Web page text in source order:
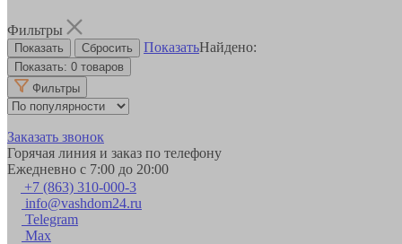
Фильтры
ПоказатьНайдено:
Показать: 0 товаров
Фильтры
Заказать звонок
Горячая линия и заказ по телефону
Ежедневно с 7:00 до 20:00
+7 (863) 310-000-3
info@vashdom24.ru
Telegram
Max